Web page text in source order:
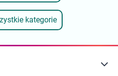
kategorie